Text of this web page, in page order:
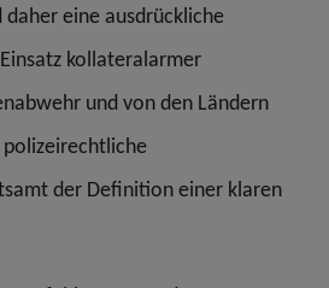
eine ausdrückliche
kollateralarmer
und von den Ländern
der Definition einer klaren